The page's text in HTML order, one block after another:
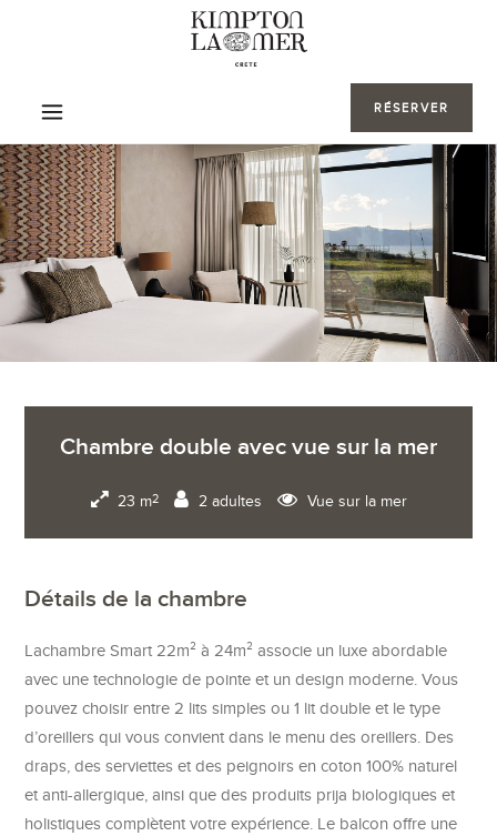
RÉSERVER
Chambre double avec vue sur la mer
23 m2 2 adultes Vue sur la mer
Détails de la chambre
Lachambre Smart 22m² à 24m² associe un luxe abordable
avec une technologie de pointe et un design moderne. Vous
pouvez choisir entre 2 lits simples ou 1 lit double et le type
d’oreillers qui vous convient dans le menu des oreillers. Des
draps, des serviettes et des peignoirs en coton 100% naturel
et anti-allergique, ainsi que des produits prija biologiques et
holistiques complètent votre expérience. Le balcon offre une